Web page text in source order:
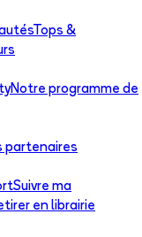
Tops &
Notre programme de
partenaires
Suivre ma
en librairie